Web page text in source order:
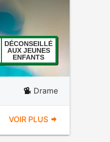
DÉCONSEILLÉ
AUX JEUNES
ENFANTS
Drame
VOIR PLUS